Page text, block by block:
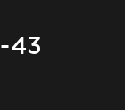
43